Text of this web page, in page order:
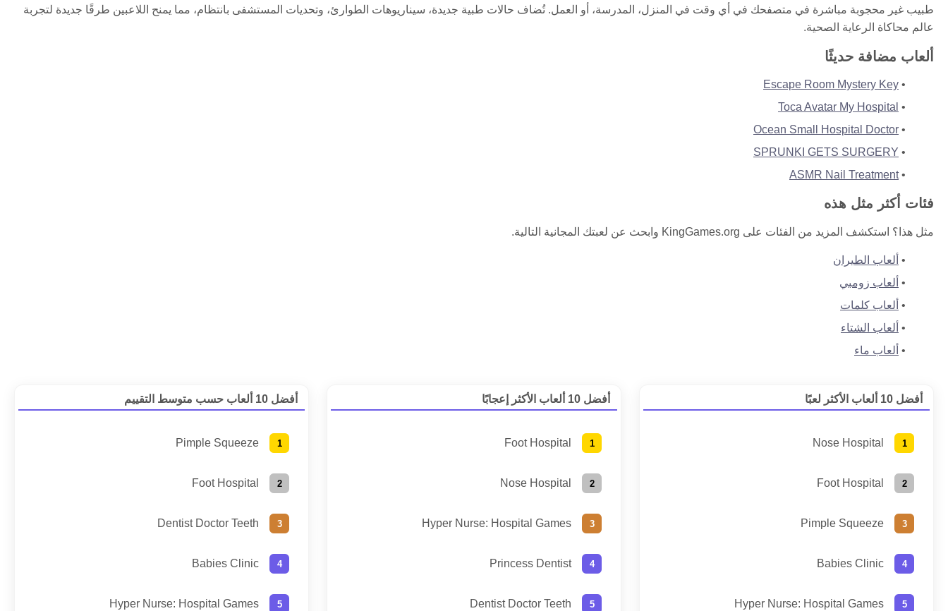
طبيب غير محجوبة مباشرة في متصفحك في أي وقت في المنزل، المدرسة، أو العمل. تُضاف حالات طبية جديدة، سيناريوهات الطوارئ، وتحديات المستشفى بانتظام، مما يمنح اللاعبين طرقًا جديدة لتجربة
عالم محاكاة الرعاية الصحية.
ألعاب مضافة حديثًا
Escape Room Mystery Key
Toca Avatar My Hospital
Ocean Small Hospital Doctor
SPRUNKI GETS SURGERY
ASMR Nail Treatment
فئات أكثر مثل هذه
مثل هذا؟ استكشف المزيد من الفئات على KingGames.org وابحث عن لعبتك المجانية التالية.
ألعاب الطيران
ألعاب زومبي
ألعاب كلمات
ألعاب الشتاء
ألعاب ماء
أفضل 10 ألعاب الأكثر لعبًا
Nose Hospital
Foot Hospital
Pimple Squeeze
Babies Clinic
Hyper Nurse: Hospital Games
أفضل 10 ألعاب الأكثر إعجابًا
Foot Hospital
Nose Hospital
Hyper Nurse: Hospital Games
Princess Dentist
Dentist Doctor Teeth
أفضل 10 ألعاب حسب متوسط التقييم
Pimple Squeeze
Foot Hospital
Dentist Doctor Teeth
Babies Clinic
Hyper Nurse: Hospital Games